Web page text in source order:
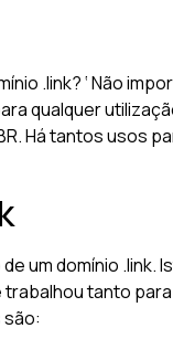
.link? ‘ Não
qualquer
Há tantos usos
um domínio .link.
tanto